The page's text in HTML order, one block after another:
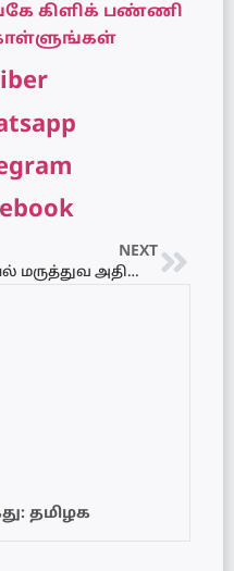
கிளிக் பண்ணி
NEXT
பல் மருத்துவ அதிகாரிகள்இன்று வேலை நிறுத்தம்!
தமிழக